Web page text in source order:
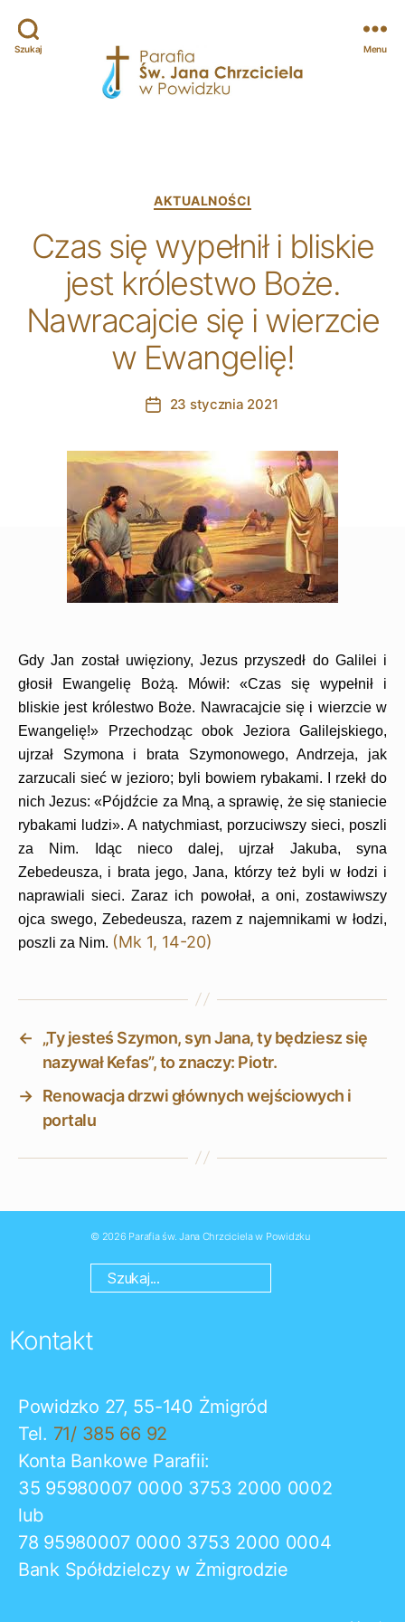
Powidzku
Szukaj Menu
Categories
AKTUALNOŚCI
Czas się wypełnił i bliskie
jest królestwo Boże.
Nawracajcie się i wierzcie
w Ewangelię!
Post23 stycznia 2021
Gdy Jan został uwięziony, Jezus przyszedł do Galilei i
głosił Ewangelię Bożą. Mówił: «Czas się wypełnił i
bliskie jest królestwo Boże. Nawracajcie się i wierzcie w
Ewangelię!» Przechodząc obok Jeziora Galilejskiego,
ujrzał Szymona i brata Szymonowego, Andrzeja, jak
zarzucali sieć w jezioro; byli bowiem rybakami. I rzekł do
nich Jezus: «Pójdźcie za Mną, a sprawię, że się staniecie
rybakami ludzi». A natychmiast, porzuciwszy sieci, poszli
za Nim. Idąc nieco dalej, ujrzał Jakuba, syna
Zebedeusza, i brata jego, Jana, którzy też byli w łodzi i
naprawiali sieci. Zaraz ich powołał, a oni, zostawiwszy
ojca swego, Zebedeusza, razem z najemnikami w łodzi,
poszli za Nim. (Mk 1, 14-20)
←
„Ty jesteś Szymon, syn Jana, ty będziesz się
nazywał Kefas”, to znaczy: Piotr.
→ Renowacja drzwi głównych wejściowych i
portalu
© 2026 Parafia św. Jana Chrzciciela w Powidzku
Kontakt
Powidzko 27, 55-140 Żmigród
Tel. 71/ 385 66 92
Konta Bankowe Parafii:
35 95980007 0000 3753 2000 0002
lub
78 95980007 0000 3753 2000 0004
Bank Spółdzielczy w Żmigrodzie